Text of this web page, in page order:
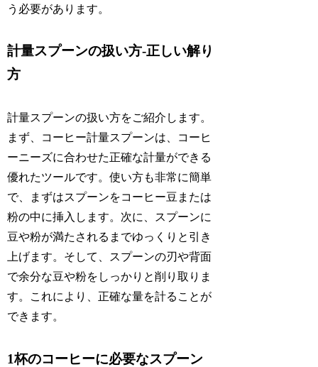
う必要があります。
計量スプーンの扱い方-正しい解り
方
計量スプーンの扱い方をご紹介します。
まず、コーヒー計量スプーンは、コーヒ
ーニーズに合わせた正確な計量ができる
優れたツールです。使い方も非常に簡単
で、まずはスプーンをコーヒー豆または
粉の中に挿入します。次に、スプーンに
豆や粉が満たされるまでゆっくりと引き
上げます。そして、スプーンの刃や背面
で余分な豆や粉をしっかりと削り取りま
す。これにより、正確な量を計ることが
できます。
1杯のコーヒーに必要なスプーン